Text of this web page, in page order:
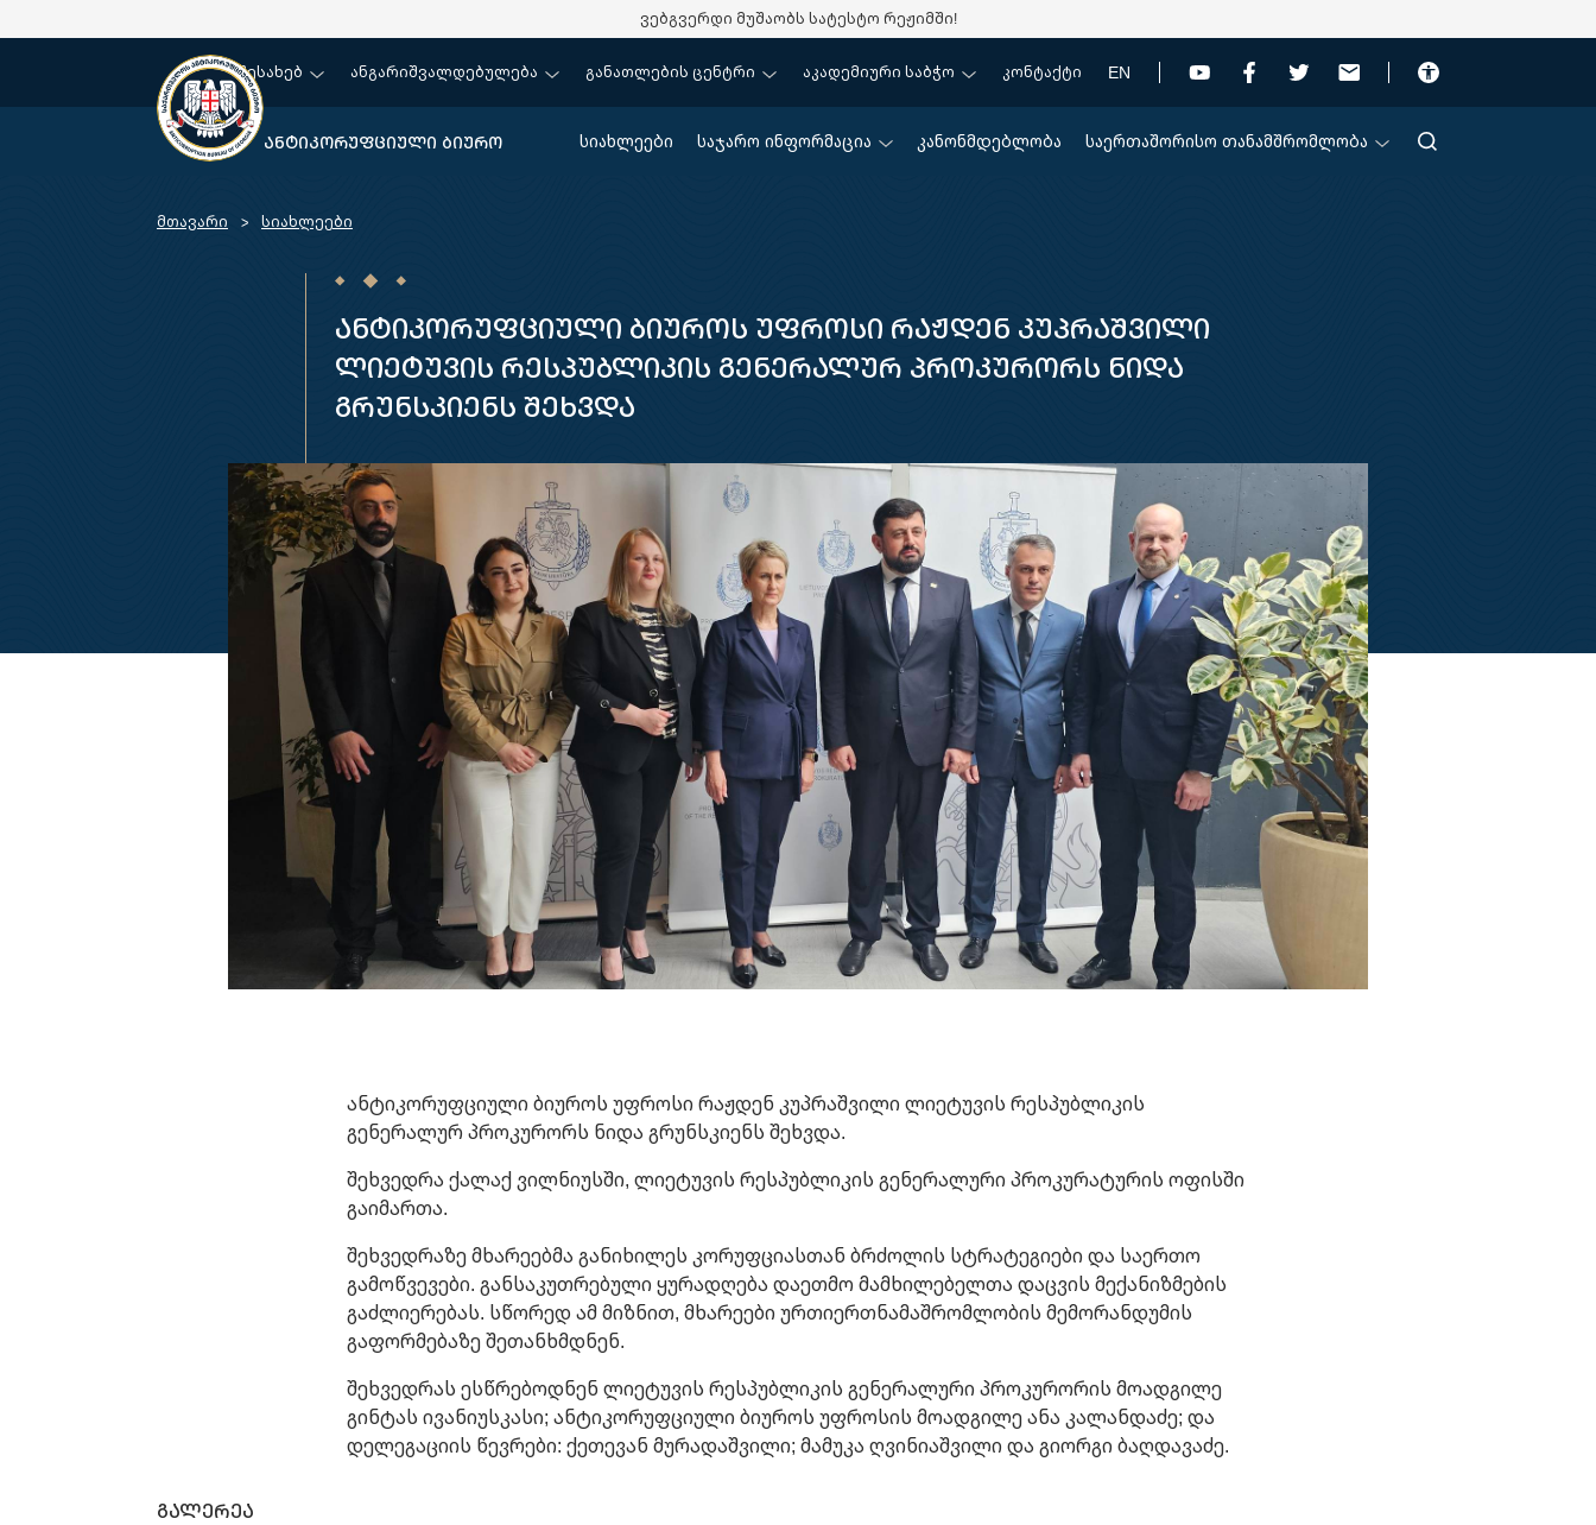
ვებგვერდი მუშაობს სატესტო რეჟიმში!
ჩვენ შესახებ ანგარიშვალდებულება განათლების ცენტრი აკადემიური საბჭო კონტაქტი EN
ანტიკორუფციული ბიურო სიახლეები საჯარო ინფორმაცია კანონმდებლობა საერთაშორისო თანამშრომლობა
მთავარი სიახლეები
ანტიკორუფციული ბიუროს უფროსი რაჟდენ კუპრაშვილი
ლიეტუვის რესპუბლიკის გენერალურ პროკურორს ნიდა
გრუნსკიენს შეხვდა
ანტიკორუფციული ბიუროს უფროსი რაჟდენ კუპრაშვილი ლიეტუვის რესპუბლიკის
გენერალურ პროკურორს ნიდა გრუნსკიენს შეხვდა.
შეხვედრა ქალაქ ვილნიუსში, ლიეტუვის რესპუბლიკის გენერალური პროკურატურის ოფისში
გაიმართა.
შეხვედრაზე მხარეებმა განიხილეს კორუფციასთან ბრძოლის სტრატეგიები და საერთო
გამოწვევები. განსაკუთრებული ყურადღება დაეთმო მამხილებელთა დაცვის მექანიზმების
გაძლიერებას. სწორედ ამ მიზნით, მხარეები ურთიერთნამაშრომლობის მემორანდუმის
გაფორმებაზე შეთანხმდნენ.
შეხვედრას ესწრებოდნენ ლიეტუვის რესპუბლიკის გენერალური პროკურორის მოადგილე
გინტას ივანიუსკასი; ანტიკორუფციული ბიუროს უფროსის მოადგილე ანა კალანდაძე; და
დელეგაციის წევრები: ქეთევან მურადაშვილი; მამუკა ღვინიაშვილი და გიორგი ბაღდავაძე.
გალერეა